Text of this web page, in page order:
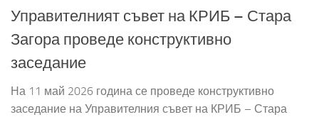
Управителният съвет на КРИБ – Стара
Загора проведе конструктивно
заседание
На 11 май 2026 година се проведе конструктивно
заседание на Управителния съвет на КРИБ – Стара